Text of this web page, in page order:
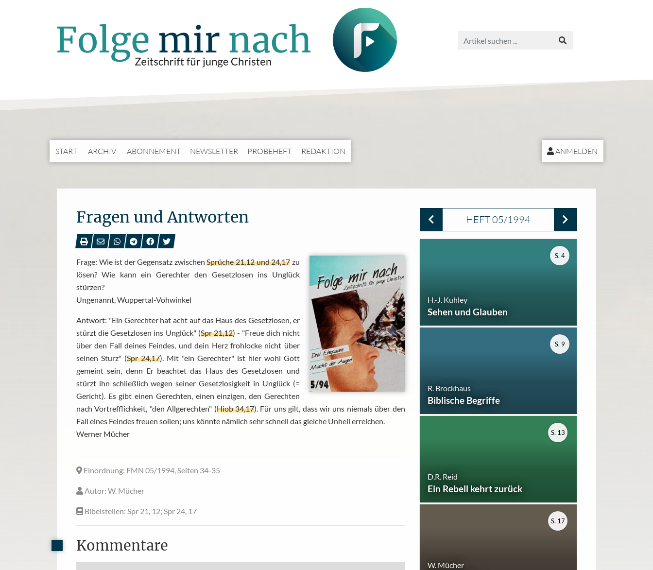
START ARCHIV ABONNEMENT NEWSLETTER PROBEHEFT REDAKTION ANMELDEN
Fragen und Antworten
Frage: Wie ist der Gegensatz zwischenSprüche 21,12 und 24,17 zu
lösen? Wie kann ein Gerechter den Gesetzlosen ins Unglück
stürzen?
Ungenannt, Wuppertal-Vohwinkel
Antwort: "Ein Gerechter hat acht auf das Haus des Gesetzlosen, er
stürzt die Gesetzlosen ins Unglück" (Spr 21,12) - "Freue dich nicht
über den Fall deines Feindes, und dein Herz frohlocke nicht über
seinen Sturz" (Spr 24,17). Mit "ein Gerechter" ist hier wohl Gott
gemeint sein, denn Er beachtet das Haus des Gesetzlosen und
stürzt ihn schließlich wegen seiner Gesetzlosigkeit in Unglück (=
Gericht). Es gibt einen Gerechten, einen einzigen, den Gerechten
nach Vortrefflichkeit, "den Allgerechten" (Hiob 34,17). Für uns gilt, dass wir uns niemals über den
Fall eines Feindes freuen sollen; uns könnte nämlich sehr schnell das gleiche Unheil erreichen.
Werner Mücher
Einordnung: FMN 05/1994, Seiten 34-35
Autor: W. Mücher
Bibelstellen: Spr 21, 12; Spr 24, 17
Kommentare
HEFT 05/1994
H.-J. Kuhley
Sehen und Glauben
S. 4
R. Brockhaus
Biblische Begriffe
S. 9
D.R. Reid
Ein Rebell kehrt zurück
S. 13
W. Mücher
S. 17